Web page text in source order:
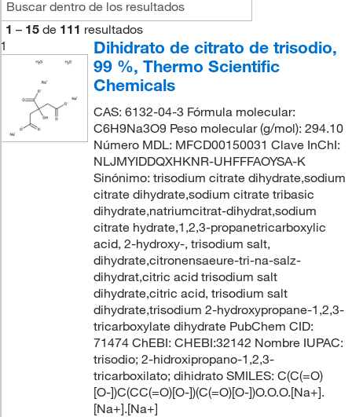
1 – 15 de 111 resultados
1
Dihidrato de citrato de trisodio,
99 %, Thermo Scientific
Chemicals
CAS: 6132-04-3 Fórmula molecular:
C6H9Na3O9 Peso molecular (g/mol): 294.10
Número MDL: MFCD00150031 Clave InChI:
NLJMYIDDQXHKNR-UHFFFAOYSA-K
Sinónimo: trisodium citrate dihydrate,sodium
citrate dihydrate,sodium citrate tribasic
dihydrate,natriumcitrat-dihydrat,sodium
citrate hydrate,1,2,3-propanetricarboxylic
acid, 2-hydroxy-, trisodium salt,
dihydrate,citronensaeure-tri-na-salz-
dihydrat,citric acid trisodium salt
dihydrate,citric acid, trisodium salt
dihydrate,trisodium 2-hydroxypropane-1,2,3-
tricarboxylate dihydrate PubChem CID:
71474 ChEBI: CHEBI:32142 Nombre IUPAC:
trisodio; 2-hidroxipropano-1,2,3-
tricarboxilato; dihidrato SMILES: C(C(=O)
[O-])C(CC(=O)[O-])(C(=O)[O-])O.O.O.[Na+].
[Na+].[Na+]